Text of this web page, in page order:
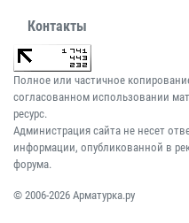
Контакты
Полное или частичное
согласованном использовании
ресурс.
Администрация сайта не несет
информации, опубликованной в
форума.
© 2006-2026 Арматурка.ру